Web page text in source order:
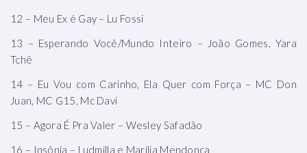
12 – Meu Ex é Gay – Lu Fossi
13 – Esperando Você/Mundo Inteiro – João Gomes, Yara
Tchê
14 – Eu Vou com Carinho, Ela Quer com Força – MC Don
Juan, MC G15, Mc Davi
15 – Agora É Pra Valer – Wesley Safadão
16 – Insônia – Ludmilla e Marília Mendonça